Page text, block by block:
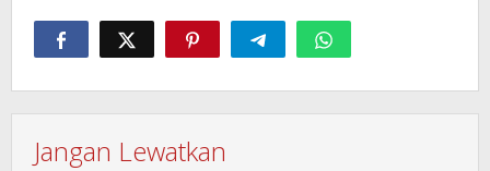
Jangan Lewatkan